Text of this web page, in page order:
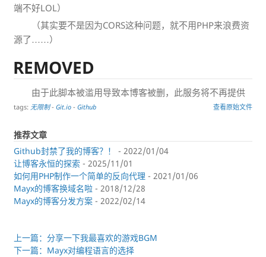
端不好LOL）
（其实要不是因为CORS这种问题，就不用PHP来浪费资
源了……）
REMOVED
由于此脚本被滥用导致本博客被删，此服务将不再提供
tags: 无限制- Git.io - Github 查看原始文件
推荐文章
Github封禁了我的博客？！
- 2022/01/04
让博客永恒的探索 - 2025/11/01
如何用PHP制作一个简单的反向代理 - 2021/01/06
Mayx的博客换域名啦 - 2018/12/28
Mayx的博客分发方案 - 2022/02/14
上一篇：分享一下我最喜欢的游戏BGM
下一篇：Mayx对编程语言的选择